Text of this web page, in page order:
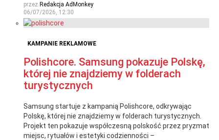
przez Redakcja AdMonkey
06/07/2026, 12:30
KAMPANIE REKLAMOWE
Polishcore. Samsung pokazuje Polskę,
której nie znajdziemy w folderach
turystycznych
Samsung startuje z kampanią Polishcore, odkrywając
Polskę, której nie znajdziemy w folderach turystycznych.
Projekt ten pokazuje współczesną polskość przez pryzmat
miejsc, rytuałów i estetyki codzienności –